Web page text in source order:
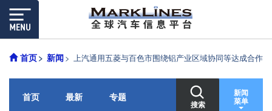
首页 新闻 上汽通用五菱与百色市围绕铝产业区域协同等达成合作
首页 最新 专题
搜索
新闻
菜单